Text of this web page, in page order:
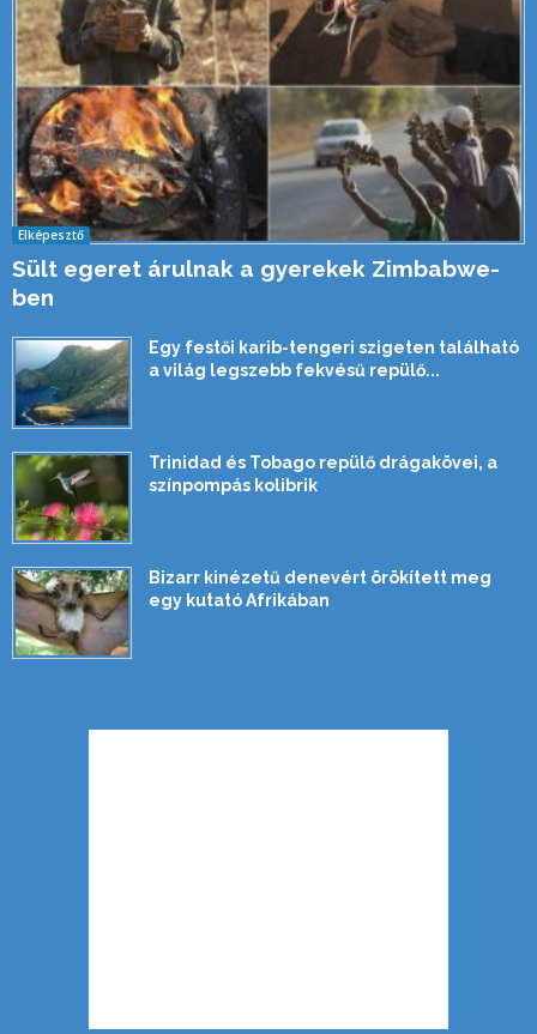
Elképesztő
Sült egeret árulnak a gyerekek Zimbabwe-
ben
Egy festői karib-tengeri szigeten található
a világ legszebb fekvésű repülő...
Trinidad és Tobago repülő drágakövei, a
színpompás kolibrik
Bizarr kinézetű denevért örökített meg
egy kutató Afrikában